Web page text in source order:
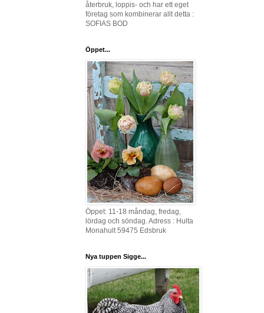
återbruk, loppis- och har ett eget
företag som kombinerar allt detta :
SOFIAS BOD
Öppet...
Öppet: 11-18 måndag, fredag,
lördag och söndag. Adress : Hulta
Monahult 59475 Edsbruk
Nya tuppen Sigge...